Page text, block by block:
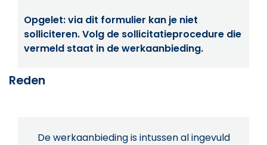
Opgelet: via dit formulier kan je niet
solliciteren. Volg de sollicitatieprocedure die
vermeld staat in de werkaanbieding.
Reden
De werkaanbieding is intussen al ingevuld